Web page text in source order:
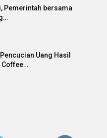
Pemerintah bersama
Uang Hasil
Coffee…